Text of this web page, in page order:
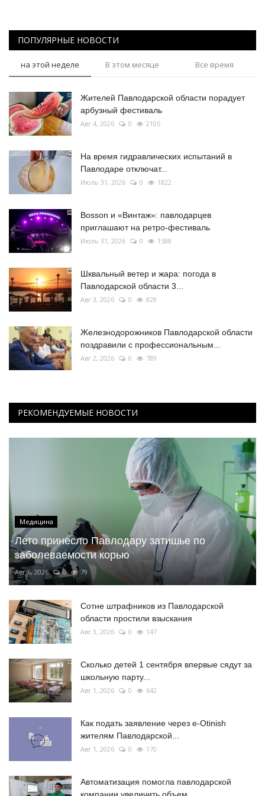
ПОПУЛЯРНЫЕ НОВОСТИ
на этой неделе В этом месяце Все время
Жителей Павлодарской области порадует
арбузный фестиваль
Авг 4, 2026 0 2105
На время гидравлических испытаний в
Павлодаре отключат...
Июль 31, 2026 0 1822
Bosson и «Винтаж»: павлодарцев
приглашают на ретро-фестиваль
Июль 31, 2026 0 1588
Шквальный ветер и жара: погода в
Павлодарской области 3...
Авг 3, 2026 0 829
Железнодорожников Павлодарской области
поздравили с профессиональным...
Авг 2, 2026 0 789
РЕКОМЕНДУЕМЫЕ НОВОСТИ
Медицина
Лето принесло Павлодару затишье по
заболеваемости корью
Авг 6, 2026 0 79
Сотне штрафников из Павлодарской
области простили взыскания
Авг 3, 2026 0 147
Сколько детей 1 сентября впервые сядут за
школьную парту...
Авг 1, 2026 0 642
Как подать заявление через e-Otinish
жителям Павлодарской...
Авг 1, 2026 0 170
Автоматизация помогла павлодарской
компании увеличить объем...